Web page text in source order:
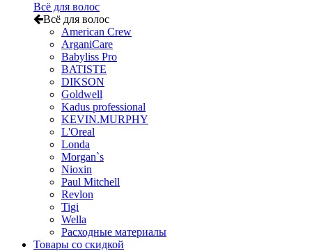
Всё для волос
Всё для волос
American Crew
ArganiCare
Babyliss Pro
BATISTE
DIKSON
Goldwell
Kadus professional
KEVIN.MURPHY
L'Oreal
Londa
Morgan`s
Nioxin
Paul Mitchell
Revlon
Tigi
Wella
Расходные материалы
Товары со скидкой